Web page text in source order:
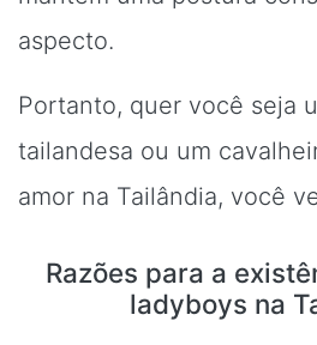
aspecto.
Portanto, quer você seja
tailandesa ou um
amor na Tailândia, você
Razões para a
ladyboys na